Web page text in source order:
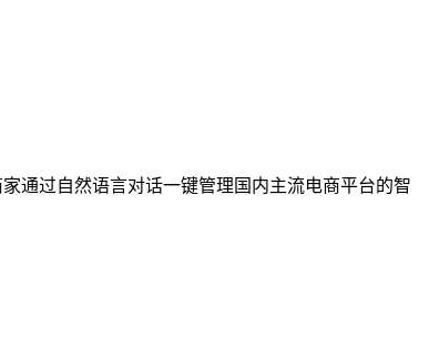
通过自然语言对话一键管理国内主流电商平台的智